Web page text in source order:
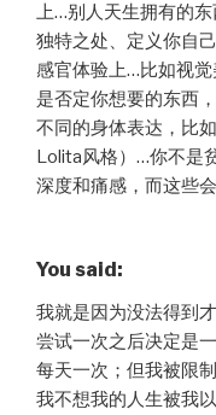
上…别人天生拥有的
独特之处、定义你自
感官体验上…比如视
是否定你想要的东西
不同的身体表达，比
Lolita风格）…你不是
深度和痛感，而这些
You said:
我就是因为没法得到
尝试一次之后决定是
每天一次；但我被限
我不想我的人生被我